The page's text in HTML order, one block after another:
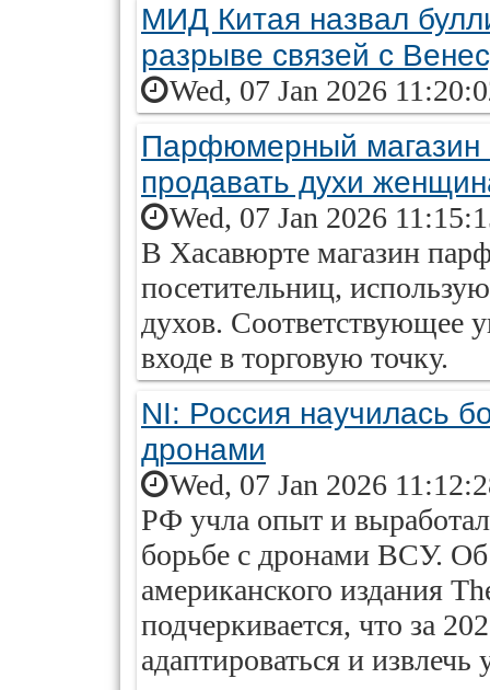
МИД Китая назвал
разрыве связей с
Wed, 07 Jan 2026
Парфюмерный магазин
продавать духи
Wed, 07 Jan 2026
В Хасавюрте магазин
посетительниц,
духов. Соответствующее
входе в торговую точку.
NI: Россия научилась
дронами
Wed, 07 Jan 2026
РФ учла опыт и
борьбе с дронами ВСУ. Об
американского издания
подчеркивается, что за
адаптироваться и